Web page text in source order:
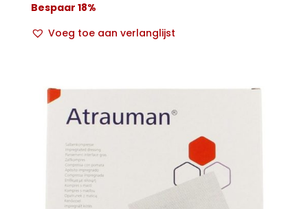
Bespaar 18%
Voeg toe aan verlanglijst